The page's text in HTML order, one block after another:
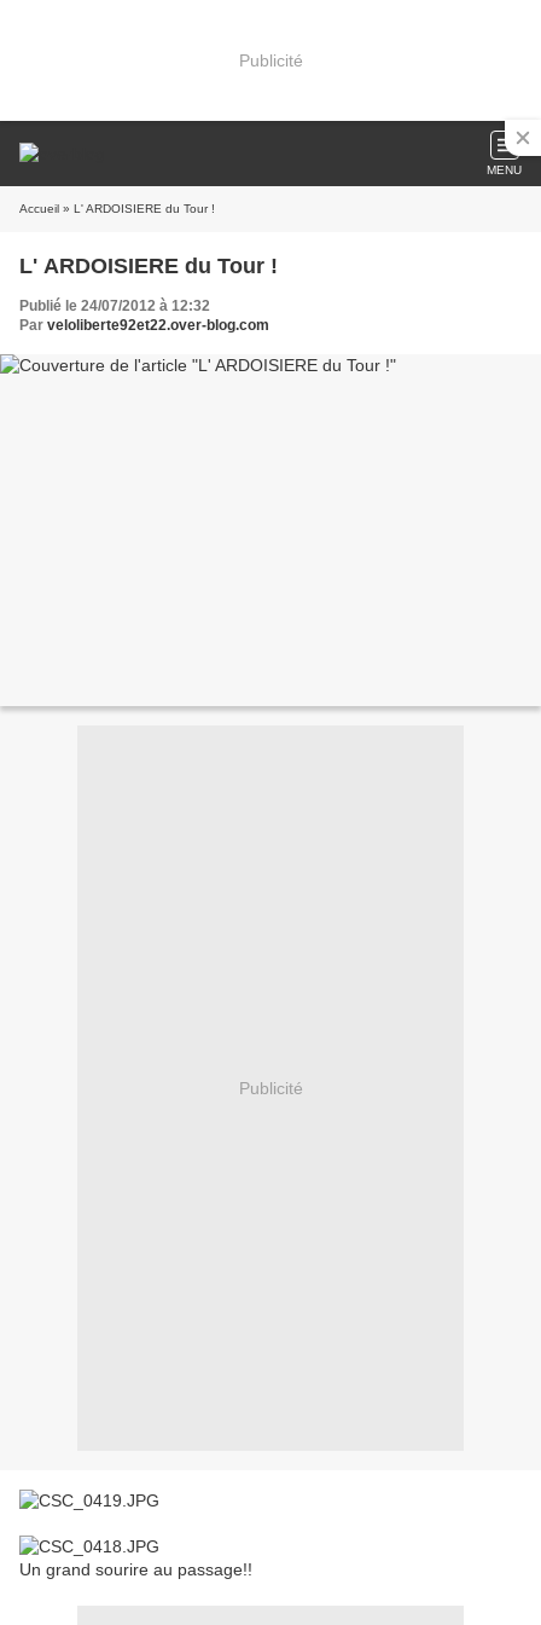
Publicité
MENU
Accueil » L' ARDOISIERE du Tour !
L' ARDOISIERE du Tour !
Publié le 24/07/2012 à 12:32
Par veloliberte92et22.over-blog.com
Publicité
Un grand sourire au passage!!